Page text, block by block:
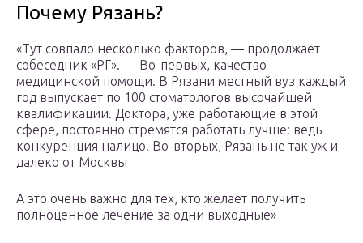
Почему Рязань?
«Тут совпало несколько факторов, — продолжает
собеседник «РГ». — Во-первых, качество
медицинской помощи. В Рязани местный вуз каждый
год выпускает по 100 стоматологов высочайшей
квалификации. Доктора, уже работающие в этой
сфере, постоянно стремятся работать лучше: ведь
конкуренция налицо! Во-вторых, Рязань не так уж и
далеко от Москвы
А это очень важно для тех, кто желает получить
полноценное лечение за одни выходные»